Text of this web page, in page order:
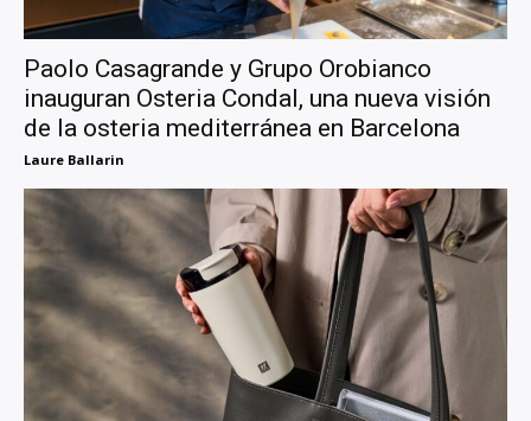
Paolo Casagrande y Grupo Orobianco
inauguran Osteria Condal, una nueva visión
de la osteria mediterránea en Barcelona
Laure Ballarin